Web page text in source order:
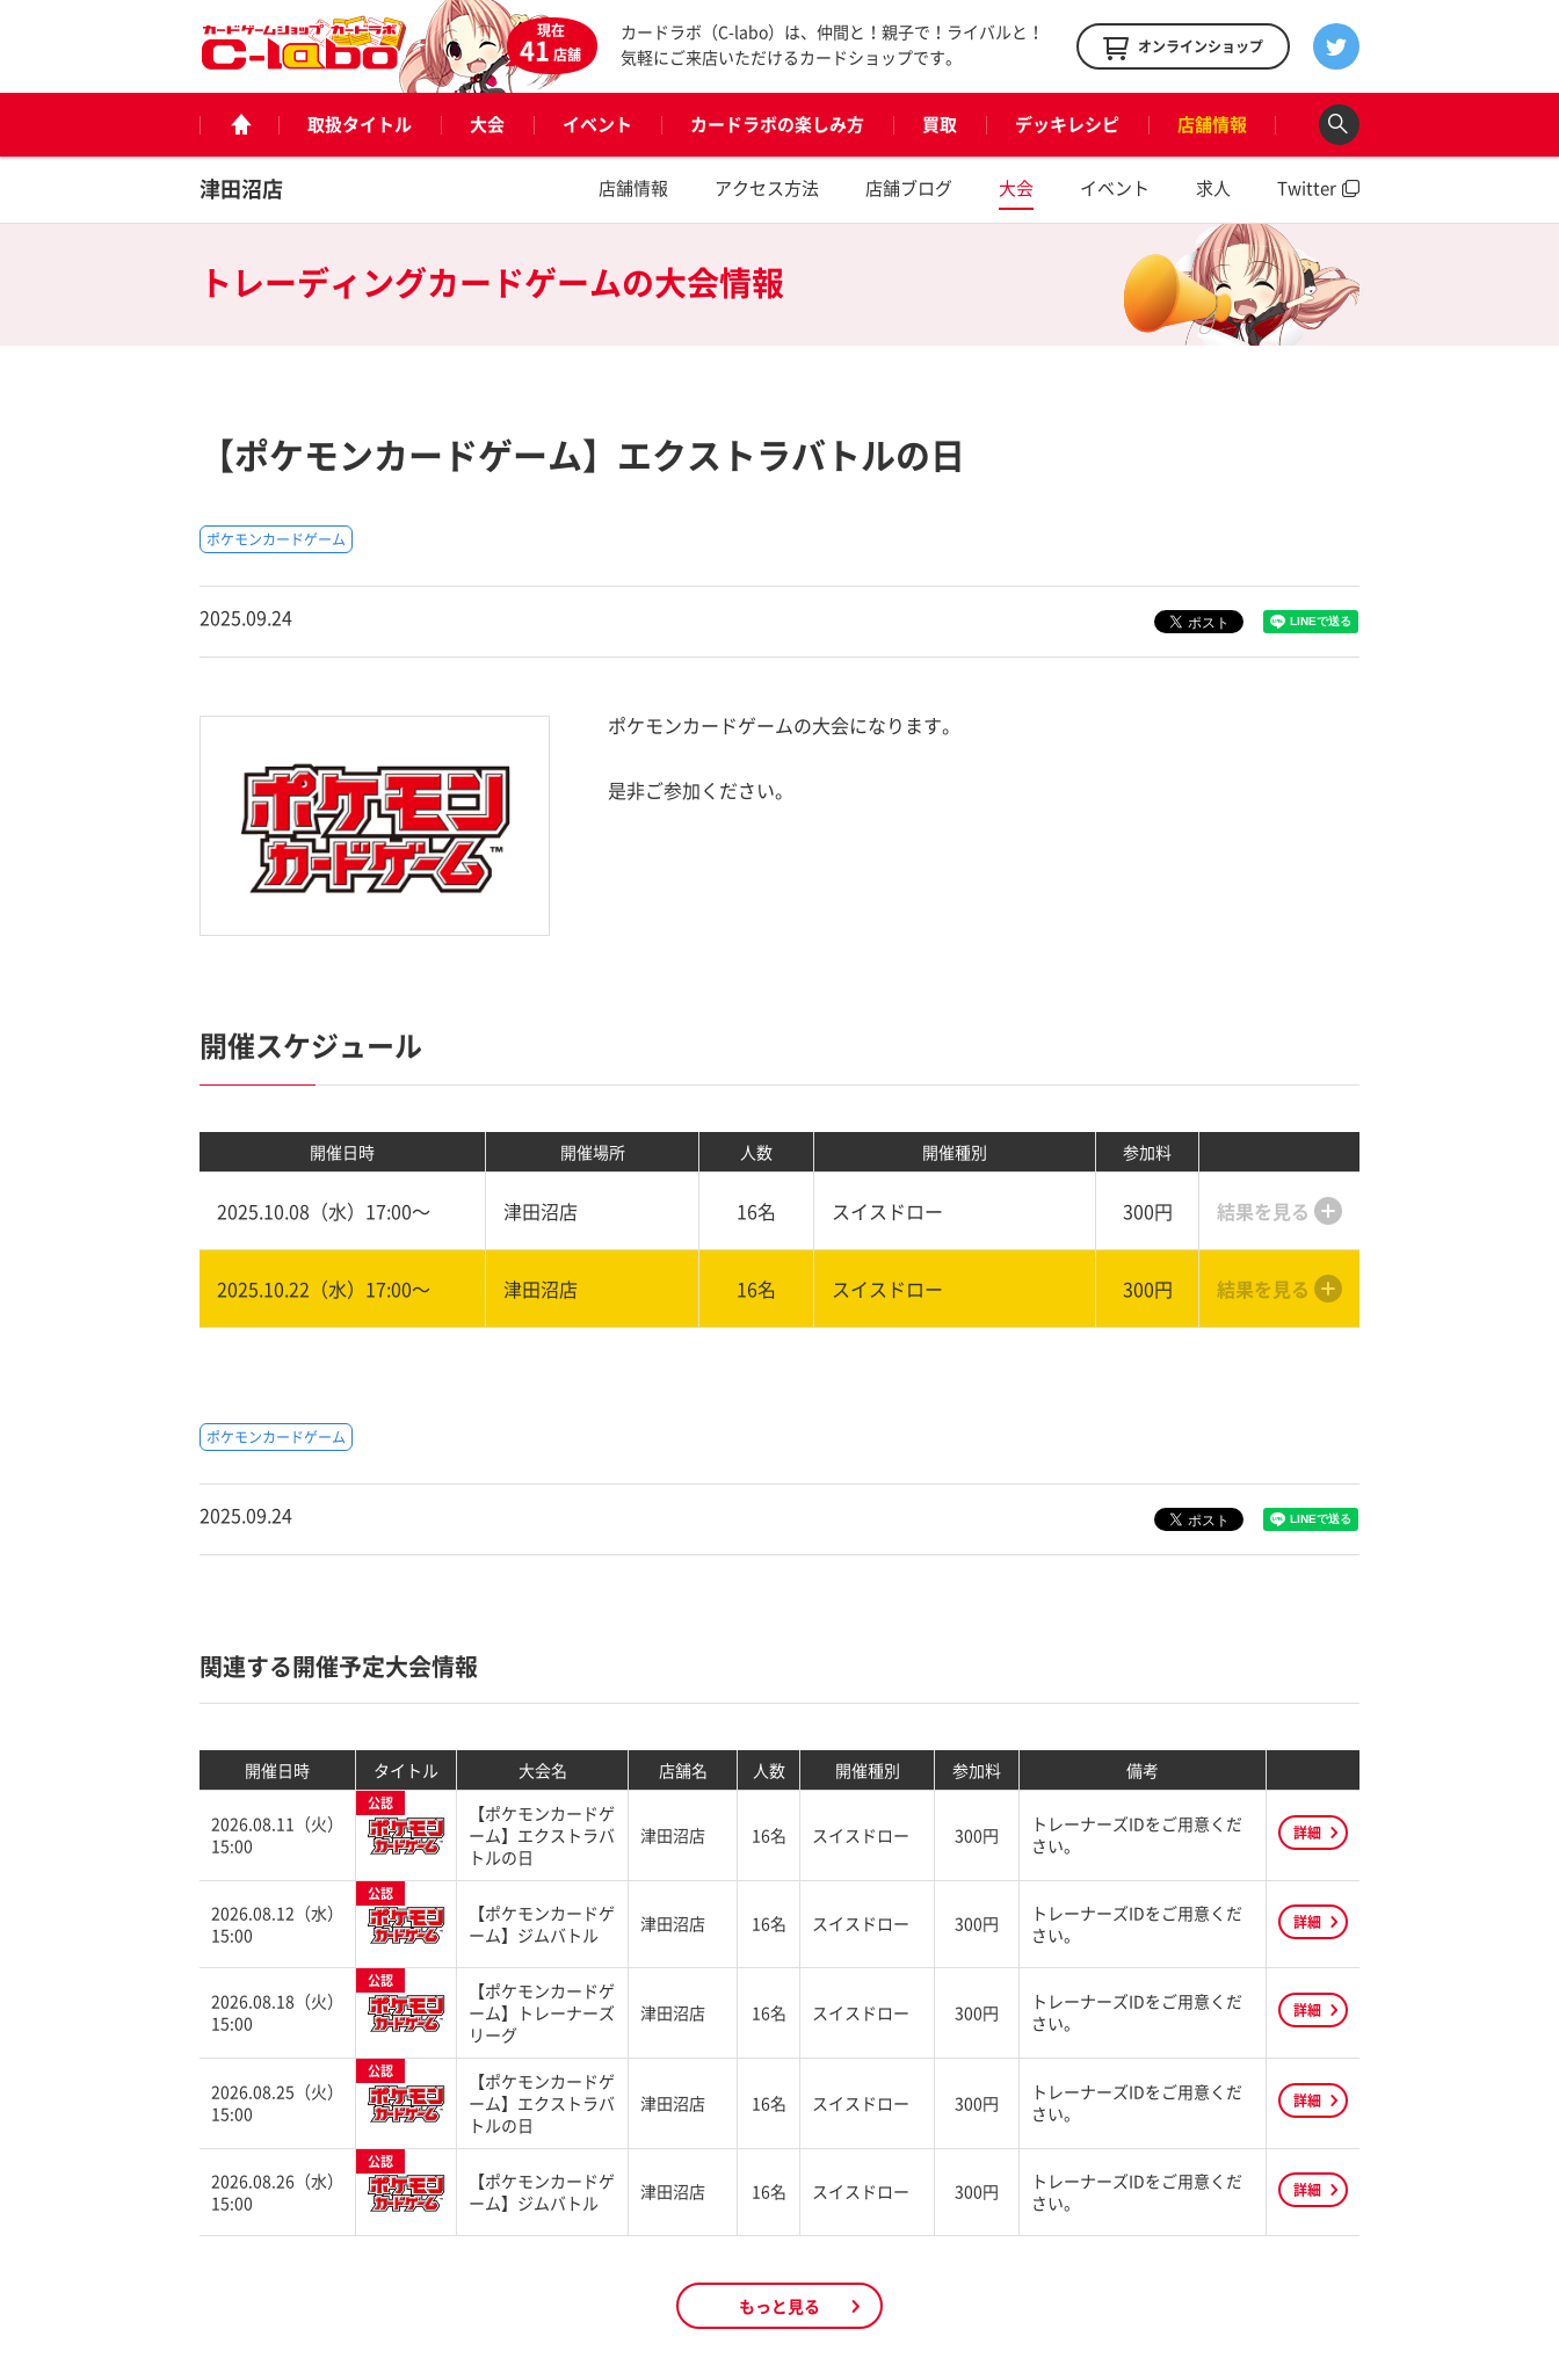
現在
41店舗
カードラボ（C-labo）は、仲間と！親子で！ライバルと！
気軽にご来店いただけるカードショップです。
オンラインショップ
取扱タイトル 大会 イベント カードラボの楽しみ方 買取 デッキレシピ 店舗情報
津田沼店 店舗情報 アクセス方法 店舗ブログ 大会 イベント 求人 Twitter
トレーディングカードゲームの大会情報
【ポケモンカードゲーム】エクストラバトルの日
ポケモンカードゲーム
2025.09.24
ポケモンカードゲームの大会になります。
是非ご参加ください。
開催スケジュール
開催日時 開催場所 人数 開催種別 参加料
2025.10.08（水）17:00〜 津田沼店 16名 スイスドロー 300円 結果を見る
2025.10.22（水）17:00〜 津田沼店 16名 スイスドロー 300円 結果を見る
ポケモンカードゲーム
2025.09.24
関連する開催予定大会情報
開催日時 タイトル 大会名 店舗名 人数 開催種別 参加料 備考
2026.08.11（火）
15:00
公認
【ポケモンカードゲ
ーム】エクストラバ
トルの日
津田沼店 16名 スイスドロー 300円
トレーナーズIDをご用意くだ
さい。
詳細
2026.08.12（水）
15:00
公認
【ポケモンカードゲ
ーム】ジムバトル
津田沼店 16名 スイスドロー 300円
トレーナーズIDをご用意くだ
さい。
詳細
2026.08.18（火）
15:00
公認
【ポケモンカードゲ
ーム】トレーナーズ
リーグ
津田沼店 16名 スイスドロー 300円
トレーナーズIDをご用意くだ
さい。
詳細
2026.08.25（火）
15:00
公認
【ポケモンカードゲ
ーム】エクストラバ
トルの日
津田沼店 16名 スイスドロー 300円
トレーナーズIDをご用意くだ
さい。
詳細
2026.08.26（水）
15:00
公認
【ポケモンカードゲ
ーム】ジムバトル
津田沼店 16名 スイスドロー 300円
トレーナーズIDをご用意くだ
さい。
詳細
もっと見る